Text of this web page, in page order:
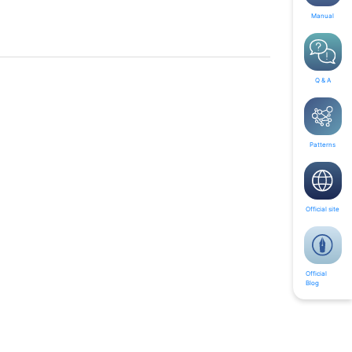
Manual
Q & A
Patterns
Official site
Official
Blog